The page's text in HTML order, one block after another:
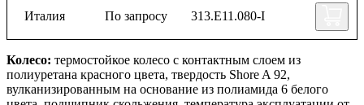
Колесо: термостойкое колесо с контактным слоем из
полиуретана красного цвета, твердость Shore A 92,
вулканизированным на основание из полиамида 6 белого
Италия По запросу 313.E11.080-I